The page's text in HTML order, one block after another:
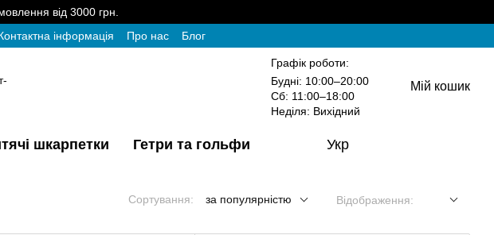
від 3000 грн.
інформація Про нас Блог
Графік роботи:
Будні: 10:00–20:00
Сб: 11:00–18:00
Неділя: Вихідний
Мій кошик
шкарпетки Гетри та гольфи Укр
Сортування: за популярністю Відображення: